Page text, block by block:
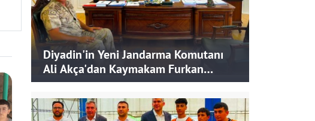
Diyadin'in Yeni Jandarma Komutanı
Ali Akça'dan Kaymakam Furkan
Korkusuz'a Ziyaret